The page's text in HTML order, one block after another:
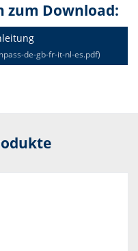
Download:
de-gb-fr-it-nl-es.pdf)